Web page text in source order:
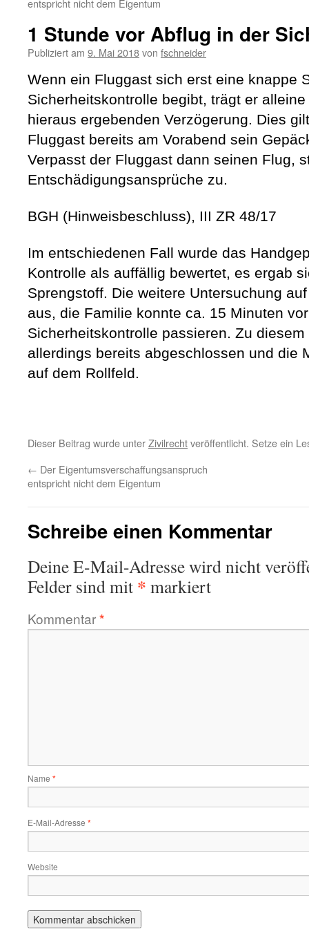
entspricht nicht dem Eigentum
1 Stunde vor Abflug in der
Publiziert am 9. Mai 2018von fschneider
Wenn ein Fluggast sich erst eine knappe
Sicherheitskontrolle begibt, trägt er
hieraus ergebenden Verzögerung. Dies
Fluggast bereits am Vorabend sein
Verpasst der Fluggast dann seinen Flug,
Entschädigungsansprüche zu.
BGH (Hinweisbeschluss), III ZR 48/17
Im entschiedenen Fall wurde das
Kontrolle als auffällig bewertet, es ergab
Sprengstoff. Die weitere Untersuchung
aus, die Familie konnte ca. 15 Minuten
Sicherheitskontrolle passieren. Zu
allerdings bereits abgeschlossen und die
auf dem Rollfeld.
Dieser Beitrag wurde unterZivilrechtveröffentlicht. Setze ein
← Der Eigentumsverschaffungsanspruch
entspricht nicht dem Eigentum
Schreibe einen Kommentar
Deine E-Mail-Adresse wird nicht
Felder sind mit * markiert
Kommentar*
Name *
E-Mail-Adresse *
Website